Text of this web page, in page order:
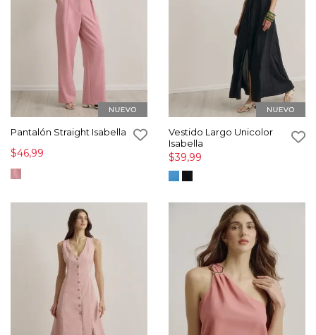
Pantalón Straight Isabella
$46,99
Vestido Largo Unicolor
Isabella
$39,99